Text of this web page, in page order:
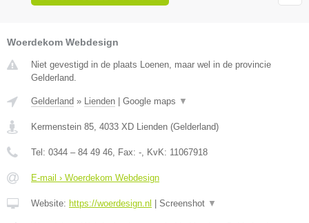
Woerdekom Webdesign
Niet gevestigd in de plaats Loenen, maar wel in de provincie
Gelderland.
Gelderland » Lienden Google maps ▼
Kermenstein 85 4033 XD Lienden (Gelderland)
Tel: 0344 – 84 49 46 , Fax: - , KvK: 11067918
E-mail › Woerdekom Webdesign
Website: https://woerdesign.nl Screenshot ▼